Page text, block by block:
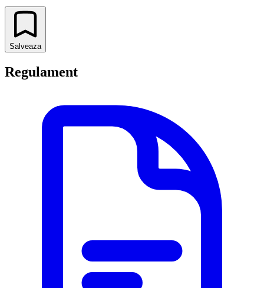
Salveaza
Regulament